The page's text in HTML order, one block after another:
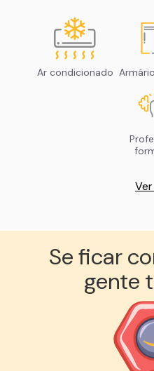
Ar condicionado
Se ficar
gente